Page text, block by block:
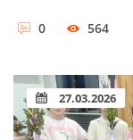
0 564
27.03.2026